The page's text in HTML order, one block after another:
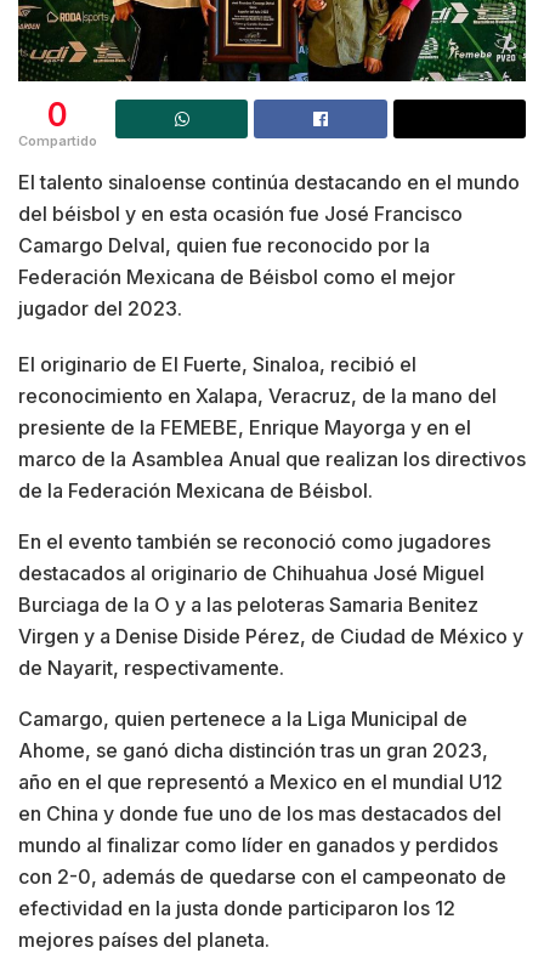
0
Compartido
El talento sinaloense continúa destacando en el mundo
del béisbol y en esta ocasión fue José Francisco
Camargo Delval, quien fue reconocido por la
Federación Mexicana de Béisbol como el mejor
jugador del 2023.
El originario de El Fuerte, Sinaloa, recibió el
reconocimiento en Xalapa, Veracruz, de la mano del
presiente de la FEMEBE, Enrique Mayorga y en el
marco de la Asamblea Anual que realizan los directivos
de la Federación Mexicana de Béisbol.
En el evento también se reconoció como jugadores
destacados al originario de Chihuahua José Miguel
Burciaga de la O y a las peloteras Samaria Benitez
Virgen y a Denise Diside Pérez, de Ciudad de México y
de Nayarit, respectivamente.
Camargo, quien pertenece a la Liga Municipal de
Ahome, se ganó dicha distinción tras un gran 2023,
año en el que representó a Mexico en el mundial U12
en China y donde fue uno de los mas destacados del
mundo al finalizar como líder en ganados y perdidos
con 2-0, además de quedarse con el campeonato de
efectividad en la justa donde participaron los 12
mejores países del planeta.